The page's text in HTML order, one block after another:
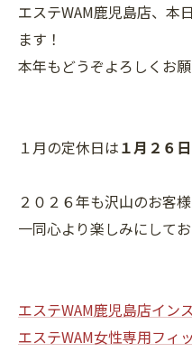
エステWAM鹿児島店、本
ます！
本年もどうぞよろしくお願
１月の定休日は１月２６日
２０２６年も沢山のお客
一同心より楽しみにして
エステWAM鹿児島店イン
エステWAM女性専用フィ